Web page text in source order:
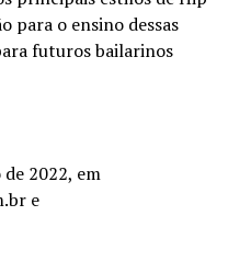
para o ensino dessas
futuros bailarinos
2022, em
e